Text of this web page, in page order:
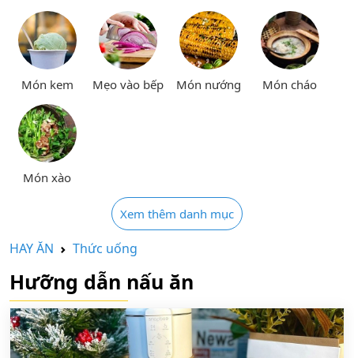
Món kem Mẹo vào bếp Món nướng Món cháo
Món xào
Xem thêm danh mục
HAY ĂN Thức uống
Hưỡng dẫn nấu ăn